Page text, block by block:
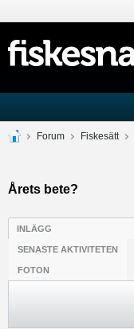
Forum Fiskesätt
Årets bete?
INLÄGG
SENASTE AKTIVITETEN
FOTON